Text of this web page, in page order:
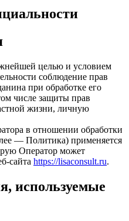
целью и условием
соблюдение прав
при обработке его
числе защиты прав
жизни, личную
в отношении обработки
— Политика) применяется
Оператор может
сайта https://lisaconsult.ru.
используемые